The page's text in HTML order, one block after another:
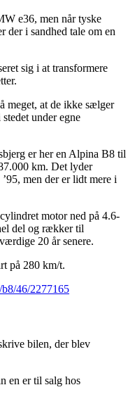
e36, men når tyske
der i sandhed tale om en
sig i at transformere
meget, at de ikke sælger
under egne
er her en Alpina B8 til
km. Det lyder
men der er lidt mere i
motor ned på 4.6-
del og rækker til
20 år senere.
på 280 km/t.
46/2277165
bilen, der blev
en er til salg hos